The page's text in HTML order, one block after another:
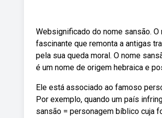
Websignificado do nome sansão.
fascinante que remonta a antigas
pela sua queda moral. O nome
é um nome de origem hebraica e
Ele está associado ao famoso
Por exemplo, quando um país
sansão = personagem bíblico cuja